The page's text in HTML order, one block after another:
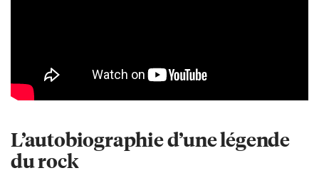
L’autobiographie d’une légende
du rock